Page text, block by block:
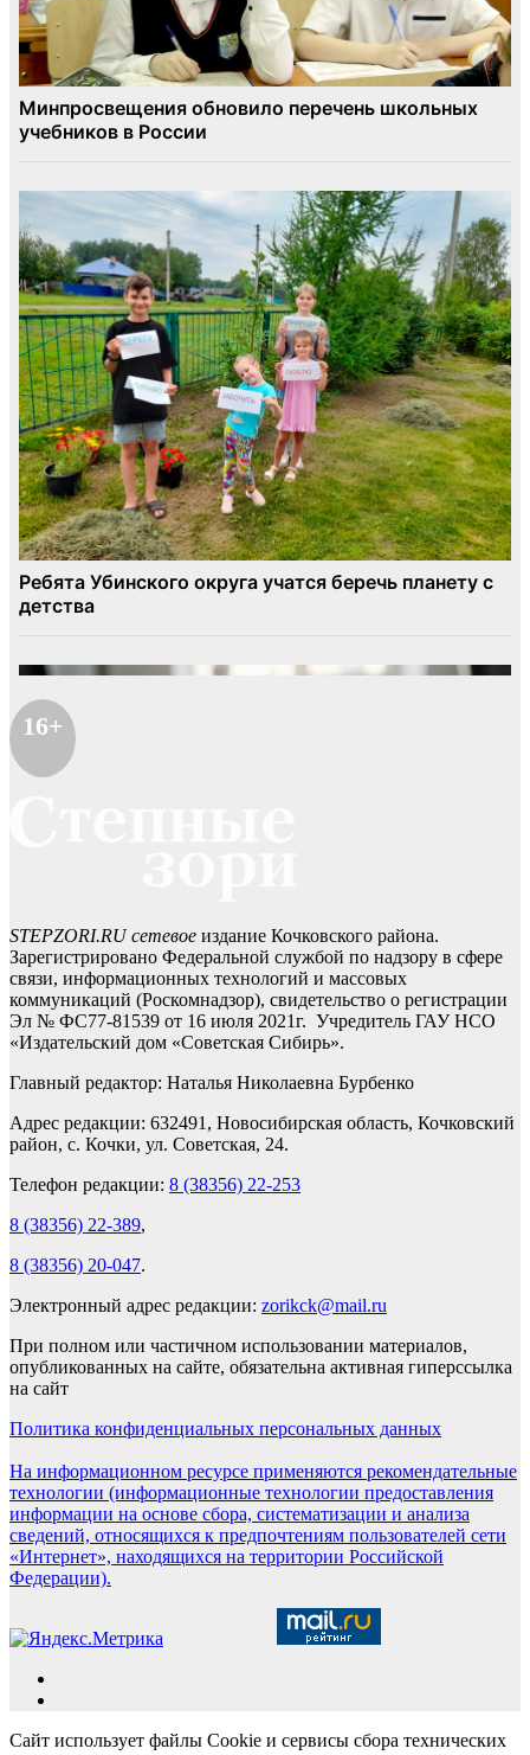
16+
STEPZORI.RU сетевое издание Кочковского района.
Зарегистрировано Федеральной службой по надзору в сфере
связи, информационных технологий и массовых
коммуникаций (Роскомнадзор), свидетельство о регистрации
Эл № ФС77-81539 от 16 июля 2021г. Учредитель ГАУ НСО
«Издательский дом «Советская Сибирь».
Главный редактор: Наталья Николаевна Бурбенко
Адрес редакции: 632491, Новосибирская область, Кочковский
район, с. Кочки, ул. Советская, 24.
Телефон редакции: 8 (38356) 22-253
8 (38356) 22-389,
8 (38356) 20-047.
Электронный адрес редакции: zorikck@mail.ru
При полном или частичном использовании материалов,
опубликованных на сайте, обязательна активная гиперссылка
на сайт
Политика конфиденциальных персональных данных
На информационном ресурсе применяются рекомендательные
технологии (информационные технологии предоставления
информации на основе сбора, систематизации и анализа
сведений, относящихся к предпочтениям пользователей сети
«Интернет», находящихся на территории Российской
Федерации).
Сайт использует файлы Cookie и сервисы сбора технических